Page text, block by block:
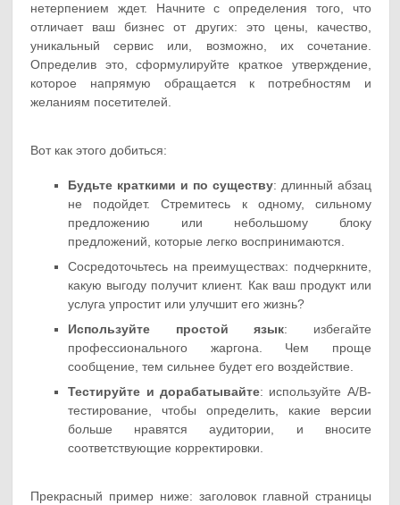
нетерпением ждет. Начните с определения того, что
отличает ваш бизнес от других: это цены, качество,
уникальный сервис или, возможно, их сочетание.
Определив это, сформулируйте краткое утверждение,
которое напрямую обращается к потребностям и
желаниям посетителей.
Вот как этого добиться:
Будьте краткими и по существу: длинный абзац
не подойдет. Стремитесь к одному, сильному
предложению или небольшому блоку
предложений, которые легко воспринимаются.
Сосредоточьтесь на преимуществах: подчеркните,
какую выгоду получит клиент. Как ваш продукт или
услуга упростит или улучшит его жизнь?
Используйте простой язык: избегайте
профессионального жаргона. Чем проще
сообщение, тем сильнее будет его воздействие.
Тестируйте и дорабатывайте: используйте A/B-
тестирование, чтобы определить, какие версии
больше нравятся аудитории, и вносите
соответствующие корректировки.
Прекрасный пример ниже: заголовок главной страницы